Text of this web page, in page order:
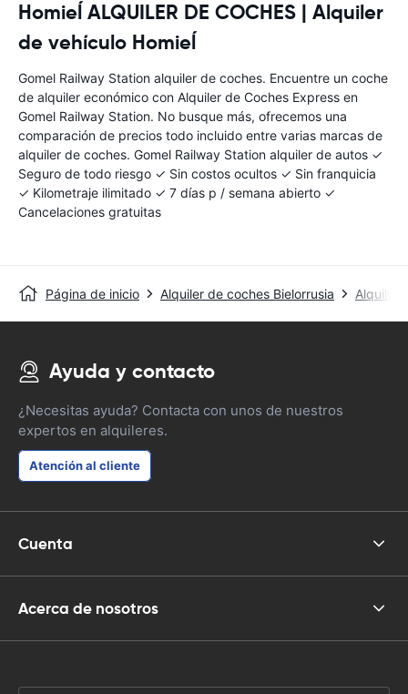
Homieĺ ALQUILER DE COCHES | Alquiler
de vehículo Homieĺ
Gomel Railway Station alquiler de coches. Encuentre un coche
de alquiler económico con Alquiler de Coches Express en
Gomel Railway Station. No busque más, ofrecemos una
comparación de precios todo incluido entre varias marcas de
alquiler de coches. Gomel Railway Station alquiler de autos ✓
Seguro de todo riesgo ✓ Sin costos ocultos ✓ Sin franquicia
✓ Kilometraje ilimitado ✓ 7 días p / semana abierto ✓
Cancelaciones gratuitas
Página de inicio Alquiler de coches Bielorrusia Alquiler
Ayuda y contacto
¿Necesitas ayuda? Contacta con unos de nuestros
expertos en alquileres.
Atención al cliente
Cuenta
Acerca de nosotros